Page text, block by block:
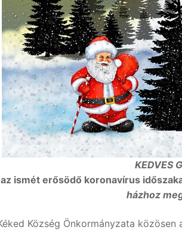
KEDVES
az ismét erősödő koronavírus
házhoz
Község Önkormányzata